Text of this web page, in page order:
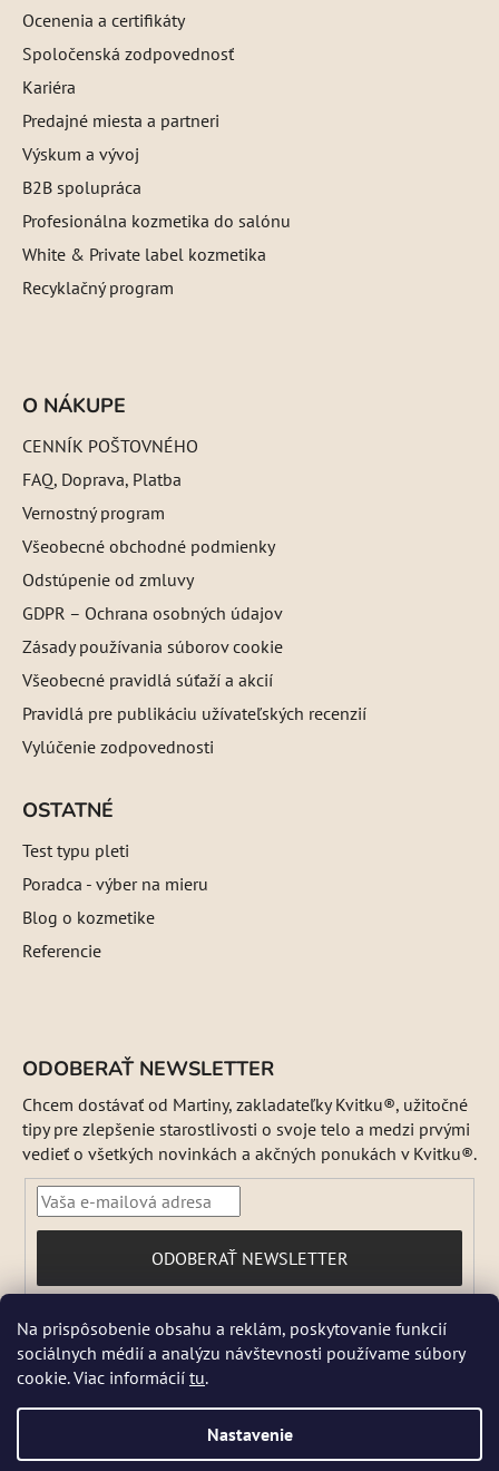
Na prispôsobenie obsahu a reklám, poskytovanie funkcií
sociálnych médií a analýzu návštevnosti používame súbory
cookie. Viac informácií tu.
Nastavenie
DŇA 5 a 6 AUGUSTA NEBUDEME ODOSIELAŤ ŽIADNE ZÁSIELKY. ☀️
Letná prevádzka: Počas horúcich dní chránime kvalitu našich výrobkov,
Niektoré produkty sú počas leta dočasne nedostupné, pretože by sa
mohli pri preprave poškodiť. 📦 Prosíme, zásielku si vyzdvihnite čo
Ocenenia a certifikáty
Spoločenská zodpovednosť
Kariéra
Predajné miesta a partneri
Výskum a vývoj
B2B spolupráca
Profesionálna kozmetika do salónu
White & Private label kozmetika
Recyklačný program
O NÁKUPE
CENNÍK POŠTOVNÉHO
FAQ, Doprava, Platba
Vernostný program
Všeobecné obchodné podmienky
Odstúpenie od zmluvy
GDPR – Ochrana osobných údajov
Zásady používania súborov cookie
Všeobecné pravidlá súťaží a akcií
Pravidlá pre publikáciu užívateľských recenzií
Vylúčenie zodpovednosti
OSTATNÉ
Test typu pleti
Poradca - výber na mieru
Blog o kozmetike
Referencie
ODOBERAŤ NEWSLETTER
Chcem dostávať od Martiny, zakladateľky Kvitku®, užitočné
tipy pre zlepšenie starostlivosti o svoje telo a medzi prvými
vedieť o všetkých novinkách a akčných ponukách v Kvitku®.
PRIHLÁSIŤ
SA
ODOBERAŤ NEWSLETTER
podmienkami ochrany osobných údajov